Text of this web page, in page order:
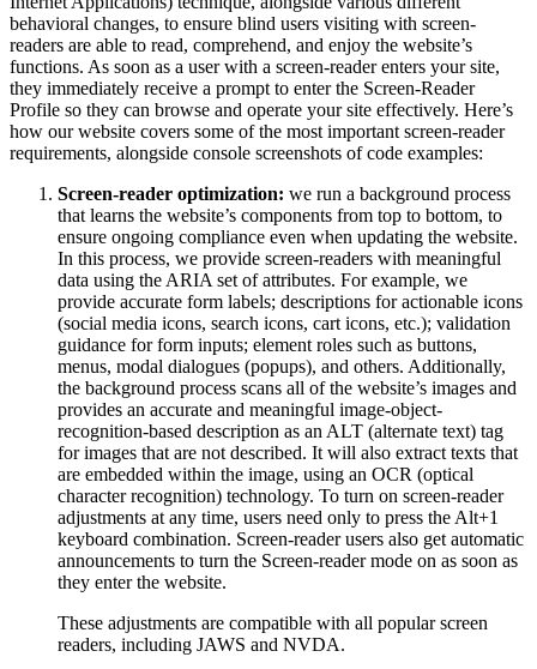
behavioral changes, to ensure blind users visiting with screen-
readers are able to read, comprehend, and enjoy the website’s
functions. As soon as a user with a screen-reader enters your site,
they immediately receive a prompt to enter the Screen-Reader
Profile so they can browse and operate your site effectively. Here’s
how our website covers some of the most important screen-reader
requirements, alongside console screenshots of code examples:
Screen-reader optimization: we run a background process
that learns the website’s components from top to bottom, to
ensure ongoing compliance even when updating the website.
In this process, we provide screen-readers with meaningful
data using the ARIA set of attributes. For example, we
provide accurate form labels; descriptions for actionable icons
(social media icons, search icons, cart icons, etc.); validation
guidance for form inputs; element roles such as buttons,
menus, modal dialogues (popups), and others. Additionally,
the background process scans all of the website’s images and
provides an accurate and meaningful image-object-
recognition-based description as an ALT (alternate text) tag
for images that are not described. It will also extract texts that
are embedded within the image, using an OCR (optical
character recognition) technology. To turn on screen-reader
adjustments at any time, users need only to press the Alt+1
keyboard combination. Screen-reader users also get automatic
announcements to turn the Screen-reader mode on as soon as
they enter the website.
These adjustments are compatible with all popular screen
readers, including JAWS and NVDA.